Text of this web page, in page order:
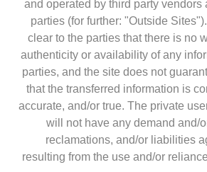
and operated by third party vendors
parties (for further: "Outside
clear to the parties that there is no
authenticity or availability of any
parties, and the site does not
that the transferred information is
accurate, and/or true. The private
will not have any demand and/
reclamations, and/or liabilities
resulting from the use and/or